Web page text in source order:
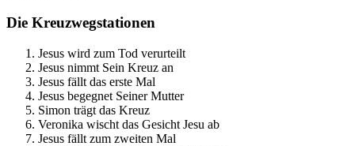
Die Kreuzwegstationen
Jesus wird zum Tod verurteilt
Jesus nimmt Sein Kreuz an
Jesus fällt das erste Mal
Jesus begegnet Seiner Mutter
Simon trägt das Kreuz
Veronika wischt das Gesicht Jesu ab
Jesus fällt zum zweiten Mal